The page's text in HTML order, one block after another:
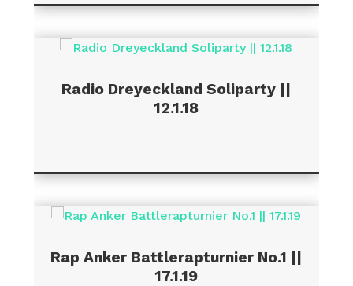
Radio Dreyeckland Soliparty ||
12.1.18
Rap Anker Battlerapturnier No.1 ||
17.1.19